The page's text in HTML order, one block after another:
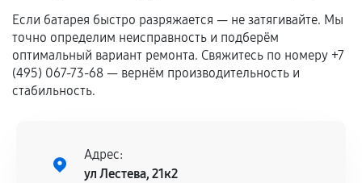
Если комплектующие куплены
самостоятельно
Гарантия на выполненные работы может
сохраняться полностью или частично, если
дефектов.
Если батарея быстро разряжается — не затягивайте. Мы
точно определим неисправность и подберём
оптимальный вариант ремонта. Свяжитесь по номеру +7
(495) 067-73-68 — вернём производительность и
стабильность.
Адрес:
ул Лестева, 21к2